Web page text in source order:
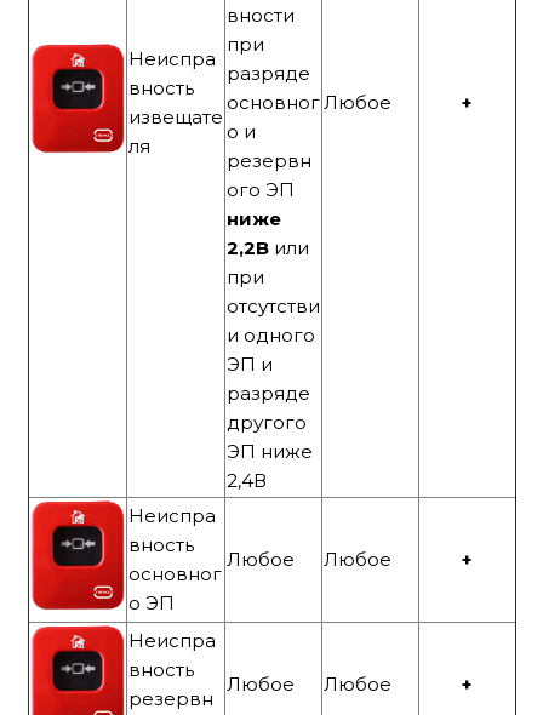
Неиспра
вность
извещате
ля
вности
при
разряде
основног
о и
резервн
ого ЭП
ниже
2,2Вили
при
отсутстви
и одного
ЭП и
разряде
другого
ЭП ниже
2,4В
Любое +
Неиспра
вность
основног
о ЭП
Любое Любое +
Неиспра
вность
резервн
Любое Любое +